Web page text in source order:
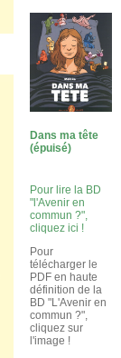
Dans ma tête
(épuisé)
Pour lire la BD
"l'Avenir en
commun ?",
cliquez ici !
Pour
télécharger le
PDF en haute
définition de la
BD "L'Avenir en
commun ?",
cliquez sur
l'image !